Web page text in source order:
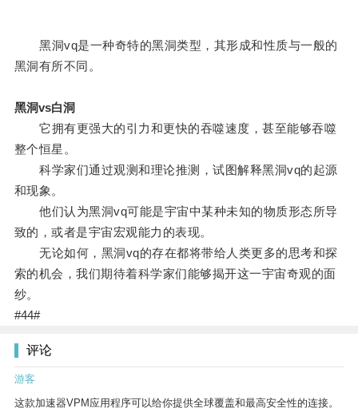
黑洞vq是一种奇特的黑洞类型，其形成和性质与一般的
黑洞有所不同。
黑洞vs白洞
它拥有更强大的引力和更快的吞噬速度，甚至能够吞噬
整个恒星。
科学家们通过观测和理论推测，试图解释黑洞vq的起源
和现象。
他们认为黑洞vq可能是宇宙中某种未知的物质形态所导
致的，或者是宇宙宏观能力的表现。
无论如何，黑洞vq的存在都将带给人类更多的思考和探
索的机会，我们期待着科学家们能够揭开这一宇宙奇观的面
纱。
#44#
评论
游客
这款加速器VPM应用程序可以给你提供全球覆盖和最高安全性的连接。